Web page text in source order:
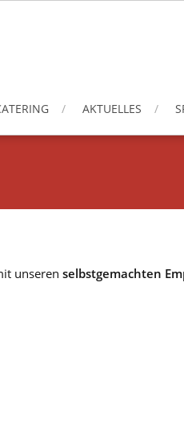
AKTUELLES
unseren selbstgemachten